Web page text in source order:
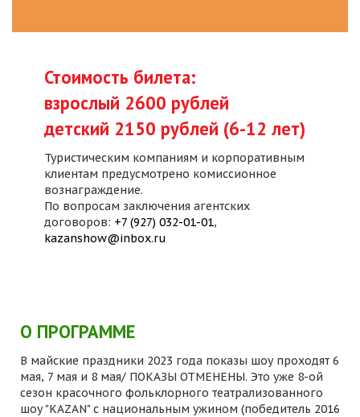
Стоимость билета:
взрослый 2600 рублей
детский 2150 рублей (6-12 лет)
Туристическим компаниям и корпоративным
клиентам предусмотрено комиссионное
вознаграждение.
По вопросам заключения агентских
договоров: +7 (927) 032-01-01,
kazanshow@inbox.ru
О ПРОГРАММЕ
В майские праздники 2023 года показы шоу проходят 6
мая, 7 мая и 8 мая/ ПОКАЗЫ ОТМЕНЕНЫ. Это уже 8-ой
сезон красочного фольклорного театрализованного
шоу "KAZAN" с национальным ужином (победитель 2016